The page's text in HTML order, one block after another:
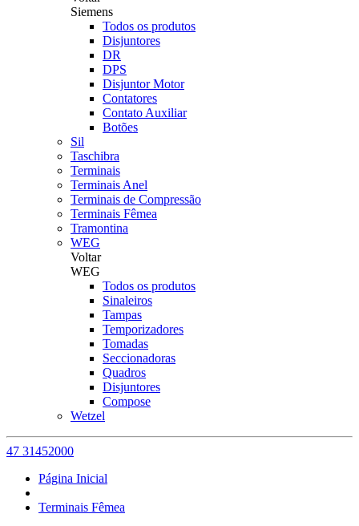
Siemens
Todos os produtos
Disjuntores
DR
DPS
Disjuntor Motor
Contatores
Contato Auxiliar
Botões
Sil
Taschibra
Terminais
Terminais Anel
Terminais de Compressão
Terminais Fêmea
Tramontina
WEG
Voltar
WEG
Todos os produtos
Sinaleiros
Tampas
Temporizadores
Tomadas
Seccionadoras
Quadros
Disjuntores
Compose
Wetzel
47 31452000
Página Inicial
Terminais Fêmea